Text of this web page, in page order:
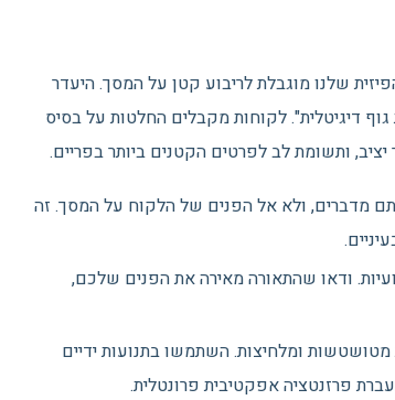
שלנו מוגבלת לריבוע קטן על המסך. היעדר
דיגיטלית". לקוחות מקבלים החלטות על בסיס
ותשומת לב לפרטים הקטנים ביותר בפריים.
מדברים, ולא אל הפנים של הלקוח על המסך. זה
ודאו שהתאורה מאירה את הפנים שלכם,
מטושטשות ומלחיצות. השתמשו בתנועות ידיים
פרזנטציה אפקטיבית פרונטלית.